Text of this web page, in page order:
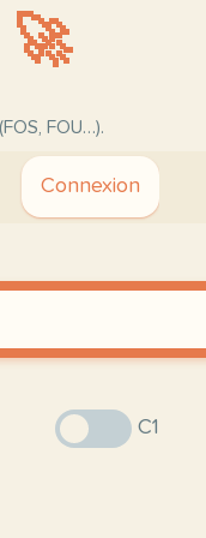
🚀
FOU…).
Connexion
C1